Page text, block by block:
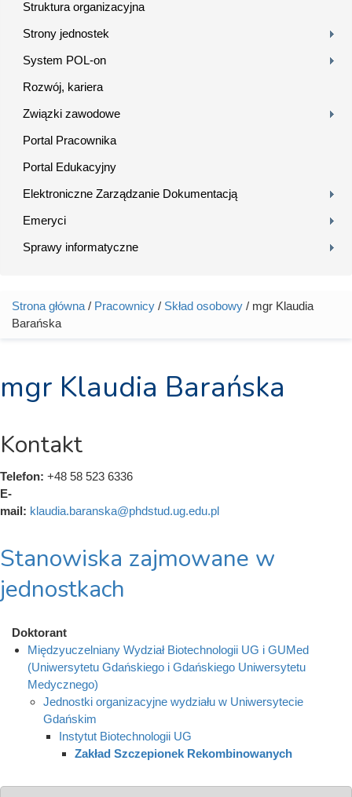
Struktura organizacyjna
Strony jednostek
System POL-on
Rozwój, kariera
Związki zawodowe
Portal Pracownika
Portal Edukacyjny
Elektroniczne Zarządzanie Dokumentacją
Emeryci
Sprawy informatyczne
Jesteś tutaj
Strona główna / Pracownicy / Skład osobowy / mgr Klaudia
Barańska
mgr Klaudia Barańska
Kontakt
Telefon: +48 58 523 6336
E-
mail: klaudia.baranska@phdstud.ug.edu.pl
Stanowiska zajmowane w
jednostkach
Doktorant
Międzyuczelniany Wydział Biotechnologii UG i GUMed
(Uniwersytetu Gdańskiego i Gdańskiego Uniwersytetu
Medycznego)
Jednostki organizacyjne wydziału w Uniwersytecie
Gdańskim
Instytut Biotechnologii UG
Zakład Szczepionek Rekombinowanych